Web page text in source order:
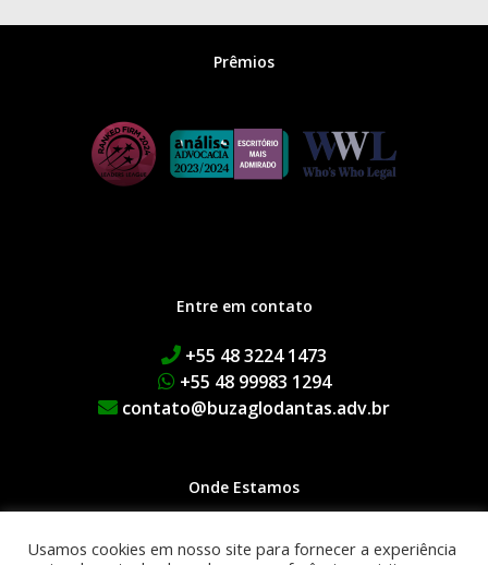
Prêmios
Entre em contato
+55 48 3224 1473
+55 48 99983 1294
contato@buzaglodantas.adv.br
Onde Estamos
Rua Adolfo Melo, 38 | Centro
Usamos cookies em nosso site para fornecer a experiência